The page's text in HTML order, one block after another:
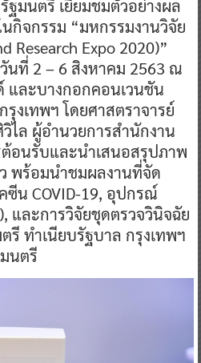
มนตรี เยี่ยมชมตัวอย่างผล
กิจกรรม “มหกรรมงานวิจัย
Research Expo 2020)”
นที่ 2 – 6 สิงหาคม 2563 ณ
และบางกอกคอนเวนชัน
รุงเทพฯ โดยศาสตราจารย์
ไล ผู้อำนวยการสำนักงาน
อนรับและนำเสนอสรุปภาพ
พร้อมนำชมผลงานที่จัด
น COVID-19, อุปกรณ์
และการวิจัยชุดตรวจวินิจฉัย
รี ทำเนียบรัฐบาล กรุงเทพฯ
นตรี